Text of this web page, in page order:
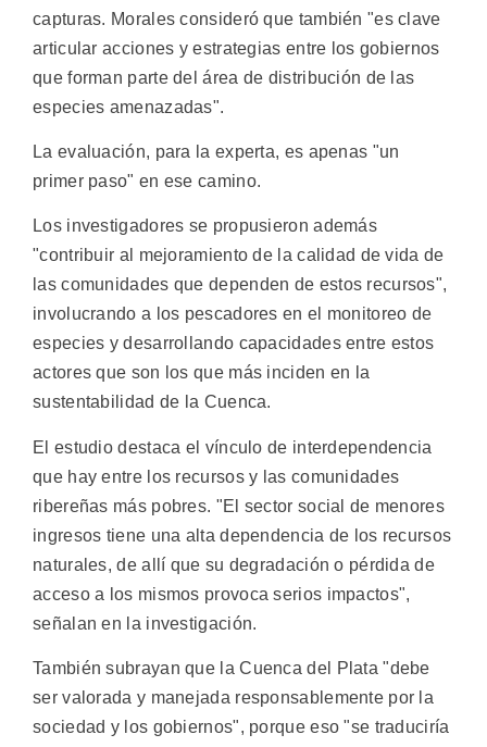
capturas. Morales consideró que también "es clave
articular acciones y estrategias entre los gobiernos
que forman parte del área de distribución de las
especies amenazadas".
La evaluación, para la experta, es apenas "un
primer paso" en ese camino.
Los investigadores se propusieron además
"contribuir al mejoramiento de la calidad de vida de
las comunidades que dependen de estos recursos",
involucrando a los pescadores en el monitoreo de
especies y desarrollando capacidades entre estos
actores que son los que más inciden en la
sustentabilidad de la Cuenca.
El estudio destaca el vínculo de interdependencia
que hay entre los recursos y las comunidades
ribereñas más pobres. "El sector social de menores
ingresos tiene una alta dependencia de los recursos
naturales, de allí que su degradación o pérdida de
acceso a los mismos provoca serios impactos",
señalan en la investigación.
También subrayan que la Cuenca del Plata "debe
ser valorada y manejada responsablemente por la
sociedad y los gobiernos", porque eso "se traduciría